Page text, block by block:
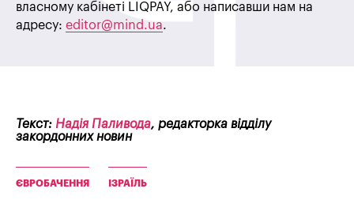
власному кабінеті LIQPAY, або написавши нам на
адресу: editor@mind.ua.
Текст: Надія Паливода, редакторка відділу
закордонних новин
ЄВРОБАЧЕННЯ ІЗРАЇЛЬ